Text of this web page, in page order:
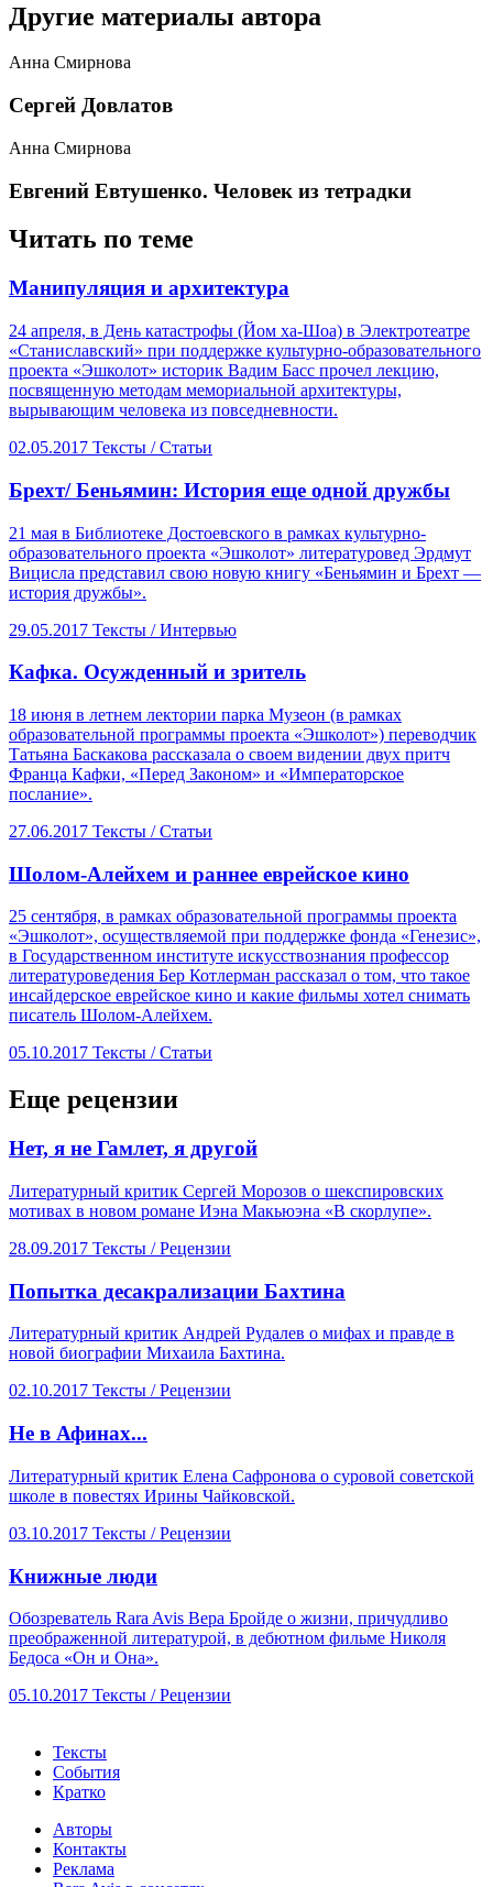
Другие материалы автора
Анна Смирнова
​Сергей Довлатов
Анна Смирнова
Евгений Евтушенко. Человек из тетрадки
Читать по теме
​Манипуляция и архитектура
24 апреля, в День катастрофы (Йом ха-Шоа) в Электротеатре
«Станиславский» при поддержке культурно-образовательного
проекта «Эшколот» историк Вадим Басс прочел лекцию,
посвященную методам мемориальной архитектуры,
вырывающим человека из повседневности.
02.05.2017 Тексты /Статьи
​Брехт/ Беньямин: История еще одной дружбы
21 мая в Библиотеке Достоевского в рамках культурно-
образовательного проекта «Эшколот» литературовед Эрдмут
Вицисла представил свою новую книгу «Беньямин и Брехт —
история дружбы».
29.05.2017 Тексты /Интервью
​Кафка. Осужденный и зритель
18 июня в летнем лектории парка Музеон (в рамках
образовательной программы проекта «Эшколот») переводчик
Татьяна Баскакова рассказала о своем видении двух притч
Франца Кафки, «Перед Законом» и «Императорское
послание».
27.06.2017 Тексты /Статьи
​Шолом-Алейхем и раннее еврейское кино
25 сентября, в рамках образовательной программы проекта
«Эшколот», осуществляемой при поддержке фонда «Генезис»,
в Государственном институте искусствознания профессор
литературоведения Бер Котлерман рассказал о том, что такое
инсайдерское еврейское кино и какие фильмы хотел снимать
писатель Шолом-Алейхем.
05.10.2017 Тексты /Статьи
Еще рецензии
​Нет, я не Гамлет, я другой
Литературный критик Сергей Морозов о шекспировских
мотивах в новом романе Иэна Макьюэна «В скорлупе».
28.09.2017 Тексты /Рецензии
​Попытка десакрализации Бахтина
Литературный критик Андрей Рудалев о мифах и правде в
новой биографии Михаила Бахтина.
02.10.2017 Тексты /Рецензии
​Не в Афинах...
Литературный критик Елена Сафронова о суровой советской
школе в повестях Ирины Чайковской.
03.10.2017 Тексты /Рецензии
​Книжные люди
Обозреватель Rara Avis Вера Бройде о жизни, причудливо
преображенной литературой, в дебютном фильме Николя
Бедоса «Он и Она».
05.10.2017 Тексты /Рецензии
Тексты
События
Кратко
Авторы
Контакты
Реклама